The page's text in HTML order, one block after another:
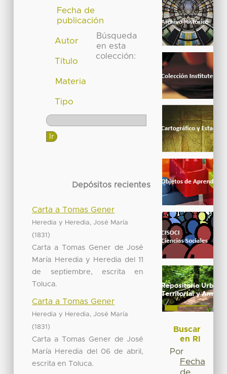
Fecha de
publicación
Autor
Título
Materia
Tipo
Búsqueda
en esta
colección:
Depósitos recientes
Carta a Tomas Gener
Heredia y Heredia, José María
(1831 )
Carta a Tomas Gener de José
María Heredia y Heredia del 11
de septiembre, escrita en
Toluca.
Carta a Tomas Gener
Heredia y Heredia, José María
(1831 )
Carta a Tomas Gener de José
María Heredia del 06 de abril,
escrita en Toluca.
Buscar
en RI
Por
Fecha